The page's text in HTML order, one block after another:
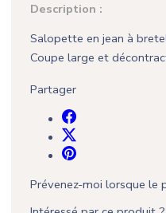
Description :
Salopette en jean à
Coupe large et
Partager
Prévenez-moi lorsque le